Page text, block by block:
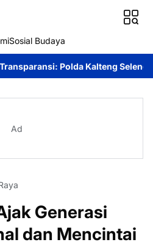
Sosial Budaya
Kalteng Selenggarakan Audit
Ad
Generasi
dan Mencintai